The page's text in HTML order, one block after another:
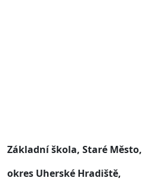
Základní škola, Staré Město,
okres Uherské Hradiště,